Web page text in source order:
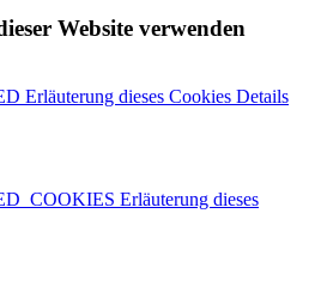
Website verwenden
Erläuterung dieses Cookies Details
Erläuterung dieses